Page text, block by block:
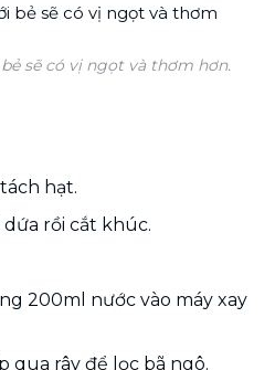
sẽ có vị ngọt và thơm hơn.
hạt.
dứa rồi cắt khúc.
200ml nước vào máy xay
qua rây để lọc bã ngô.